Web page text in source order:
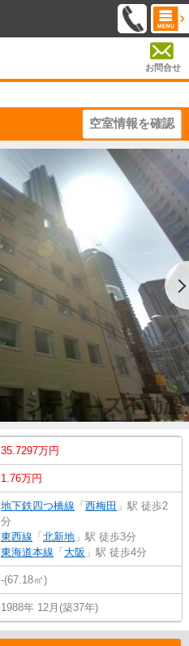
お問合せ
空室情報を確認
35.7297万円
1.76万円
地下鉄四つ橋線 「 西梅田 」駅 徒歩2
分
東西線 「 北新地 」駅 徒歩3分
東海道本線 「 大阪 」駅 徒歩4分
-(67.18㎡)
1988年 12月(築37年)